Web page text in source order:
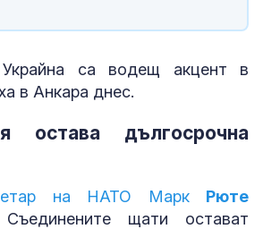
са водещ акцент в
в Анкара днес.
остава дългосрочна
на НАТО Марк Рюте
щати остават